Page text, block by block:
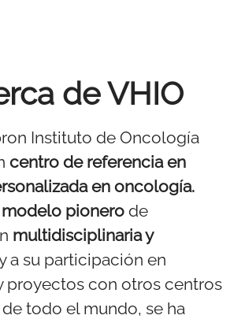
de VHIO
Instituto de Oncología
centro de referencia en
en oncología.
modelo pionero de
multidisciplinaria y
a su participación en
proyectos con otros centros
todo el mundo, se ha